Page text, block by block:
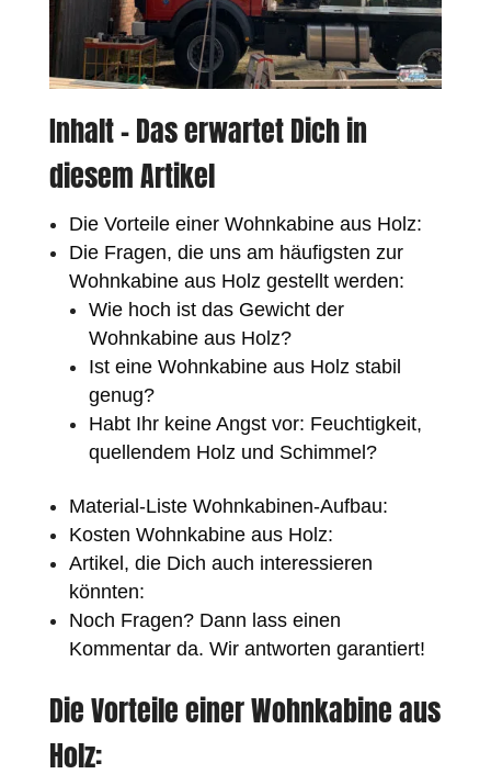
Inhalt – Das erwartet Dich in
diesem Artikel
Die Vorteile einer Wohnkabine aus Holz:
Die Fragen, die uns am häufigsten zur
Wohnkabine aus Holz gestellt werden:
Wie hoch ist das Gewicht der
Wohnkabine aus Holz?
Ist eine Wohnkabine aus Holz stabil
genug?
Habt Ihr keine Angst vor: Feuchtigkeit,
quellendem Holz und Schimmel?
Material-Liste Wohnkabinen-Aufbau:
Kosten Wohnkabine aus Holz:
Artikel, die Dich auch interessieren
könnten:
Noch Fragen? Dann lass einen
Kommentar da. Wir antworten garantiert!
Die Vorteile einer Wohnkabine aus
Holz: